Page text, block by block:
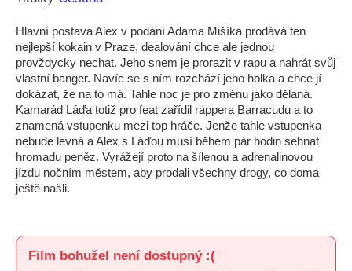
Hlavní postava Alex v podání Adama Mišíka prodává ten
nejlepší kokain v Praze, dealování chce ale jednou
provždycky nechat. Jeho snem je prorazit v rapu a nahrát svůj
vlastní banger. Navíc se s ním rozchází jeho holka a chce jí
dokázat, že na to má. Tahle noc je pro změnu jako dělaná.
Kamarád Láďa totiž pro feat zařídil rappera Barracudu a to
znamená vstupenku mezi top hráče. Jenže tahle vstupenka
nebude levná a Alex s Láďou musí během pár hodin sehnat
hromadu peněz. Vyrážejí proto na šílenou a adrenalinovou
jízdu nočním městem, aby prodali všechny drogy, co doma
ještě našli.
Film bohužel není dostupný :(